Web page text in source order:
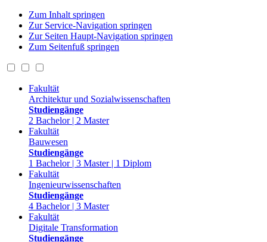
Zum Inhalt springen
Zur Service-Navigation springen
Zur Seiten Haupt-Navigation springen
Zum Seitenfuß springen
Fakultät
Architektur und Sozialwissenschaften
Studiengänge
2 Bachelor | 2 Master
Fakultät
Bauwesen
Studiengänge
1 Bachelor | 3 Master | 1 Diplom
Fakultät
Ingenieurwissenschaften
Studiengänge
4 Bachelor | 3 Master
Fakultät
Digitale Transformation
Studiengänge